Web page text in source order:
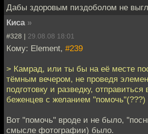
Дабы здоровым пиздоболом не
Киса »
#328 | 29.08.08 18:01
Кому: Element, #239
> Камрад, или ты бы на её месте
тёмным вечером, не проведя
подготовку и разведку, отправиться
беженцев с желанием "помочь"(???)
Вот "помочь" вроде и не было,
смысле фотографии) было.